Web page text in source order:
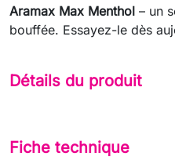
Aramax Max Menthol – un
bouffée. Essayez-le dès
Détails du produit
Fiche technique